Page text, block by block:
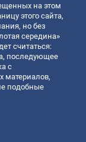
на этом
этого сайта,
но без
середина»
считаться:
последующее
с
материалов,
подобные